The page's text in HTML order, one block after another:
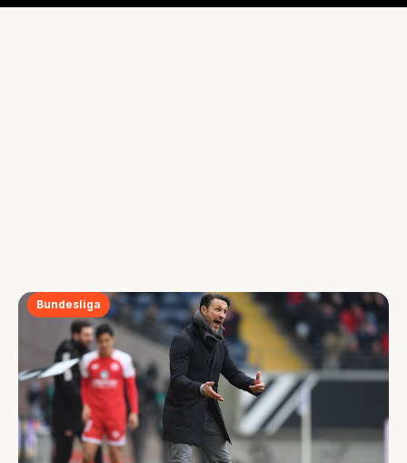
Bundesliga